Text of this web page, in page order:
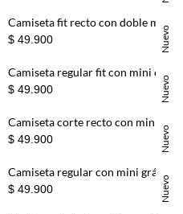
+
+
+
+
Nuevo
Camiseta fit recto con doble mini cerezas en algodón blanco para mujer
$ 49.900
Nuevo
Camiseta regular fit con mini cherry al pecho en algodón beige pastel para mujer
$ 49.900
Nuevo
Camiseta corte recto con mini gráfico al pecho de algodón crudo para mujer
$ 49.900
Nuevo
Camiseta regular con mini gráfico de gafas en algodón blanco para mujer
$ 49.900